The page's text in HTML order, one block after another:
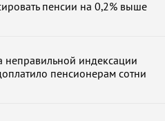
пенсии на 0,2% выше
индексации
пенсионерам сотни